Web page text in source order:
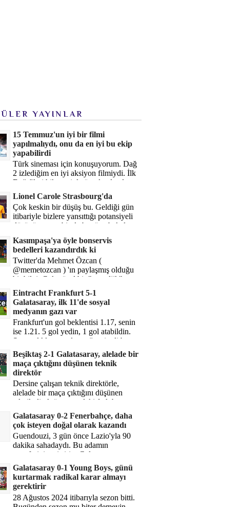
YAYINLAR
15 Temmuz'un iyi bir filmi
yapılmalıydı, onu da en iyi bu ekip
yapabilirdi
Türk sineması için konuşuyorum. Dağ
2 izlediğim en iyi aksiyon filmiydi. İlk
Dağ filmi hikayesiyle ön plandaydı,
Dağ 2 ise belki o hika...
Lionel Carole Strasbourg'da
Çok keskin bir düşüş bu. Geldiği gün
itibariyle bizlere yansıttığı potansiyeli
düşünüyorum, bir de bugüne bakalım.
Kasımpaşa'ya öyle bonservis
bedelleri kazandırdık ki
Twitter'da Mehmet Özcan (
@memetozcan ) 'ın paylaşmış olduğu
bir bilgi. Çok güzel bir "nostaljik" pas
diyelim. Kasımpaşa...
Eintracht Frankfurt 5-1
Galatasaray, ilk 11'de sosyal
medyanın gazı var
Frankfurt'un gol beklentisi 1.17, senin
ise 1.21. 5 gol yedin, 1 gol atabildin.
Şanssızlıkla mı anlatacağız şimdi bu
durumu? Rakibin 5 ş...
Beşiktaş 2-1 Galatasaray, alelade bir
maça çıktığını düşünen teknik
direktör
Dersine çalışan teknik direktörle,
alelade bir maça çıktığını düşünen
teknik direktör arasındaki fark bu
işte. Solskjaer'in çalıştığı de...
Galatasaray 0-2 Fenerbahçe, daha
çok isteyen doğal olarak kazandı
Guendouzi, 3 gün önce Lazio'yla 90
dakika sahadaydı. Bu adamın
transferini yetiştirip, Galatasaray
karşısında 11 oynamasını sağlıyorsun....
Galatasaray 0-1 Young Boys, günü
kurtarmak radikal karar almayı
gerektirir
28 Ağustos 2024 itibarıyla sezon bitti.